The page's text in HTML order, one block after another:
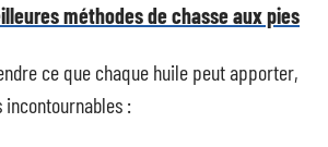
méthodes de chasse aux pies
ce que chaque huile peut apporter,
: